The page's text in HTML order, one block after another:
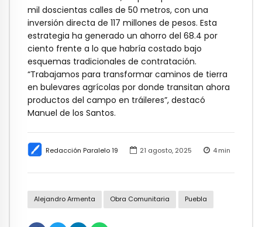
Redacción Paralelo 19 21 agosto, 2025 4min
Alejandro Armenta Obra Comunitaria Puebla
mil doscientas calles de 50 metros, con una
inversión directa de 117 millones de pesos. Esta
estrategia ha generado un ahorro del 68.4 por
ciento frente a lo que habría costado bajo
esquemas tradicionales de contratación.
“Trabajamos para transformar caminos de tierra
en bulevares agrícolas por donde transitan ahora
productos del campo en tráileres”, destacó
Manuel de los Santos.